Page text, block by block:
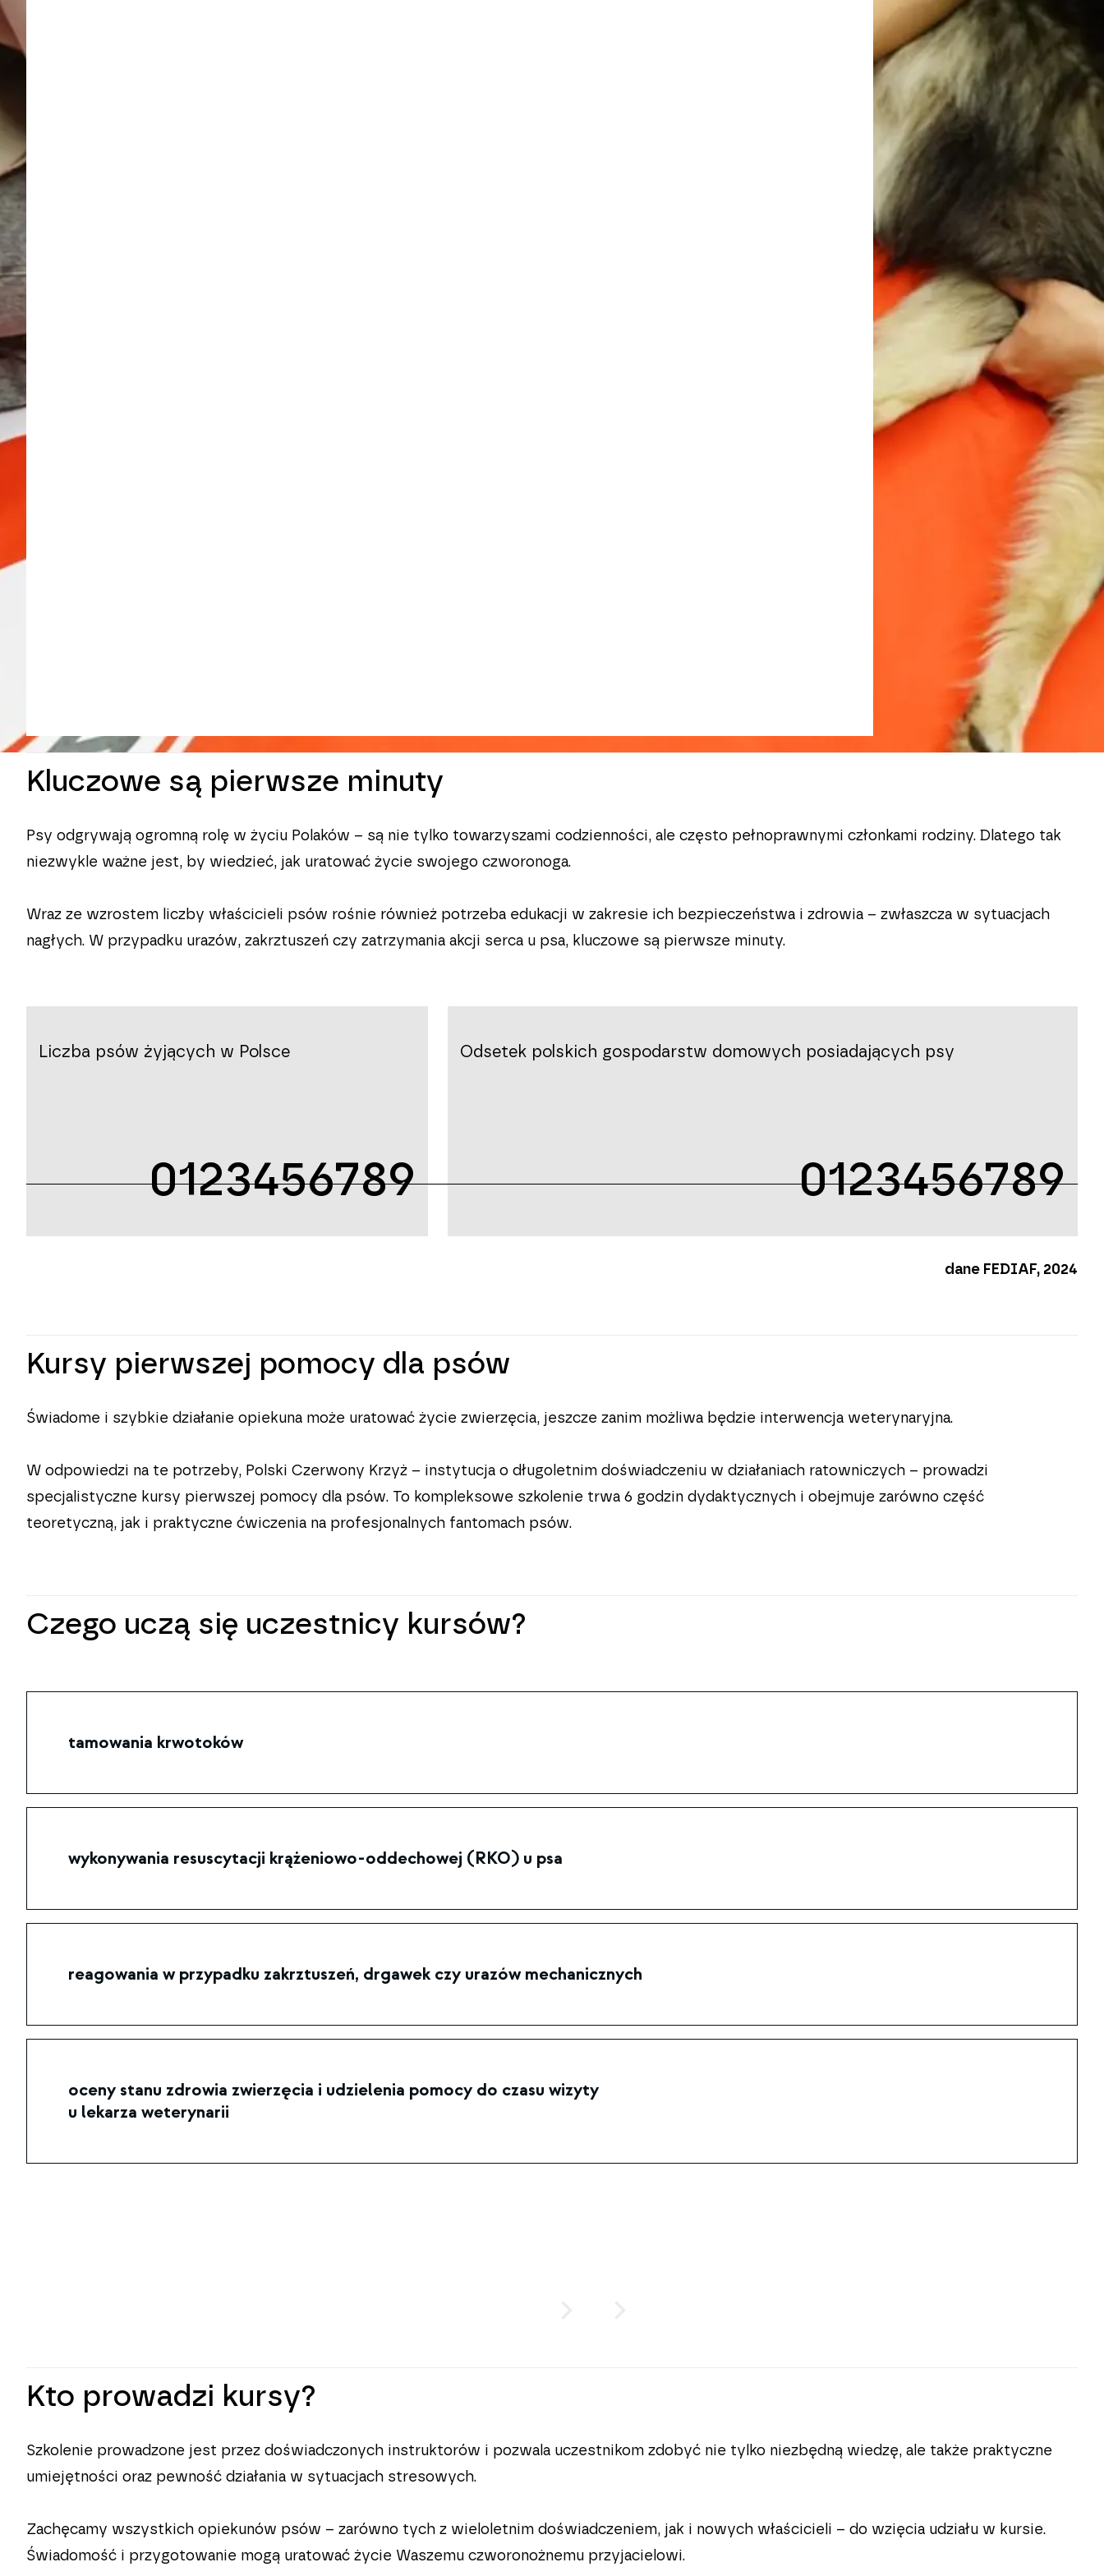
Kluczowe są pierwsze minuty
Psy odgrywają ogromną rolę w życiu Polaków – są nie tylko towarzyszami codzienności, ale często pełnoprawnymi członkami rodziny. Dlatego tak
niezwykle ważne jest, by wiedzieć, jak uratować życie swojego czworonoga.
Wraz ze wzrostem liczby właścicieli psów rośnie również potrzeba edukacji w zakresie ich bezpieczeństwa i zdrowia – zwłaszcza w sytuacjach
nagłych. W przypadku urazów, zakrztuszeń czy zatrzymania akcji serca u psa, kluczowe są pierwsze minuty.
Liczba psów żyjących w Polsce
0123456789
Odsetek polskich gospodarstw domowych posiadających psy
0123456789
dane FEDIAF, 2024
Kursy pierwszej pomocy dla psów
Świadome i szybkie działanie opiekuna może uratować życie zwierzęcia, jeszcze zanim możliwa będzie interwencja weterynaryjna.
W odpowiedzi na te potrzeby, Polski Czerwony Krzyż – instytucja o długoletnim doświadczeniu w działaniach ratowniczych – prowadzi
specjalistyczne kursy pierwszej pomocy dla psów. To kompleksowe szkolenie trwa 6 godzin dydaktycznych i obejmuje zarówno część
teoretyczną, jak i praktyczne ćwiczenia na profesjonalnych fantomach psów.
Czego uczą się uczestnicy kursów?
tamowania krwotoków
wykonywania resuscytacji krążeniowo-oddechowej (RKO) u psa
reagowania w przypadku zakrztuszeń, drgawek czy urazów mechanicznych
oceny stanu zdrowia zwierzęcia i udzielenia pomocy do czasu wizyty
u lekarza weterynarii
Kto prowadzi kursy?
Szkolenie prowadzone jest przez doświadczonych instruktorów i pozwala uczestnikom zdobyć nie tylko niezbędną wiedzę, ale także praktyczne
umiejętności oraz pewność działania w sytuacjach stresowych.
Zachęcamy wszystkich opiekunów psów – zarówno tych z wieloletnim doświadczeniem, jak i nowych właścicieli – do wzięcia udziału w kursie.
Świadomość i przygotowanie mogą uratować życie Waszemu czworonożnemu przyjacielowi.